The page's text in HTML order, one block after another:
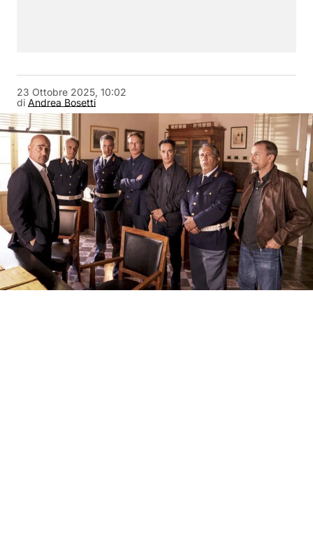
di Andrea Bosetti
23 Ottobre 2025, 10:02